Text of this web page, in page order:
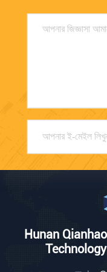
Hunan